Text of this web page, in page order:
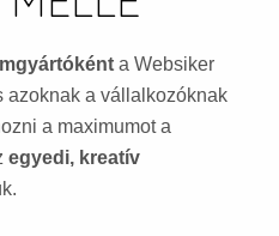
a Websiker
azoknak a vállalkozóknak
a maximumot a
egyedi, kreatív